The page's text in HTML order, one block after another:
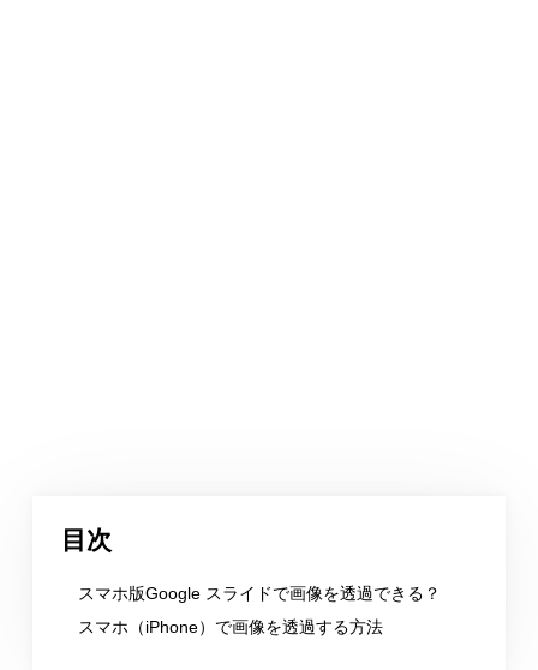
目次
スマホ版Google スライドで画像を透過できる？
スマホ（iPhone）で画像を透過する方法